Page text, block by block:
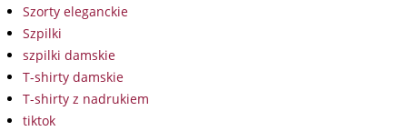
Szorty eleganckie
Szpilki
szpilki damskie
T-shirty damskie
T-shirty z nadrukiem
tiktok